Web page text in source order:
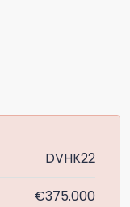
DVHK22
€375.000